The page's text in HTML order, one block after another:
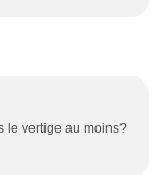
le vertige au moins?